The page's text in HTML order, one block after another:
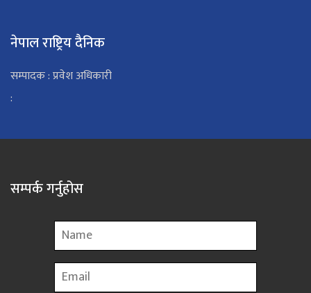
नेपाल राष्ट्रिय दैनिक
सम्पादक : प्रवेश अधिकारी
:
सम्पर्क गर्नुहोस
Name
Email